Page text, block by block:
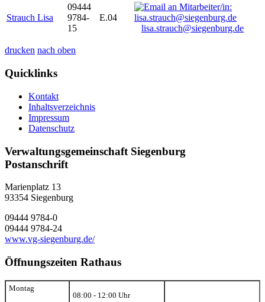
Strauch Lisa
09444
9784-
15
E.04
lisa.strauch@siegenburg.de
drucken nach oben
Quicklinks
Kontakt
Inhaltsverzeichnis
Impressum
Datenschutz
Verwaltungsgemeinschaft Siegenburg
Postanschrift
Marienplatz 13
93354 Siegenburg
09444 9784-0
09444 9784-24
www.vg-siegenburg.de/
Öffnungszeiten Rathaus
Montag
08:00 - 12:00 Uhr